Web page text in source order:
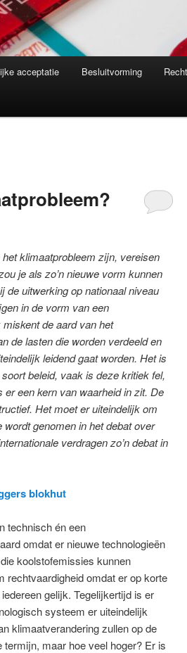
acceptatie Besluitvorming
klimaatprobleem zijn, vereisen
je als zo’n nieuwe vorm kunnen
de uitwerking op nationaal niveau
in de vorm van een
de aard van het
de lasten die worden verdeeld en
leidend gaat worden. Het is
beleid, vaak is deze kritiek fel,
een kern van waarheid in zit. De
Het moet er uiteindelijk om
wordt genomen in het debat over
verdragen zo’n debat in
blokhut
technisch én een
omdat er nieuwe technologieën
koolstofemissies kunnen
rechtvaardigheid omdat er op korte
gelijk. Tegelijkertijd is er
systeem er uiteindelijk
klimaatverandering zullen op de
maar hoe veel hoger? Er is